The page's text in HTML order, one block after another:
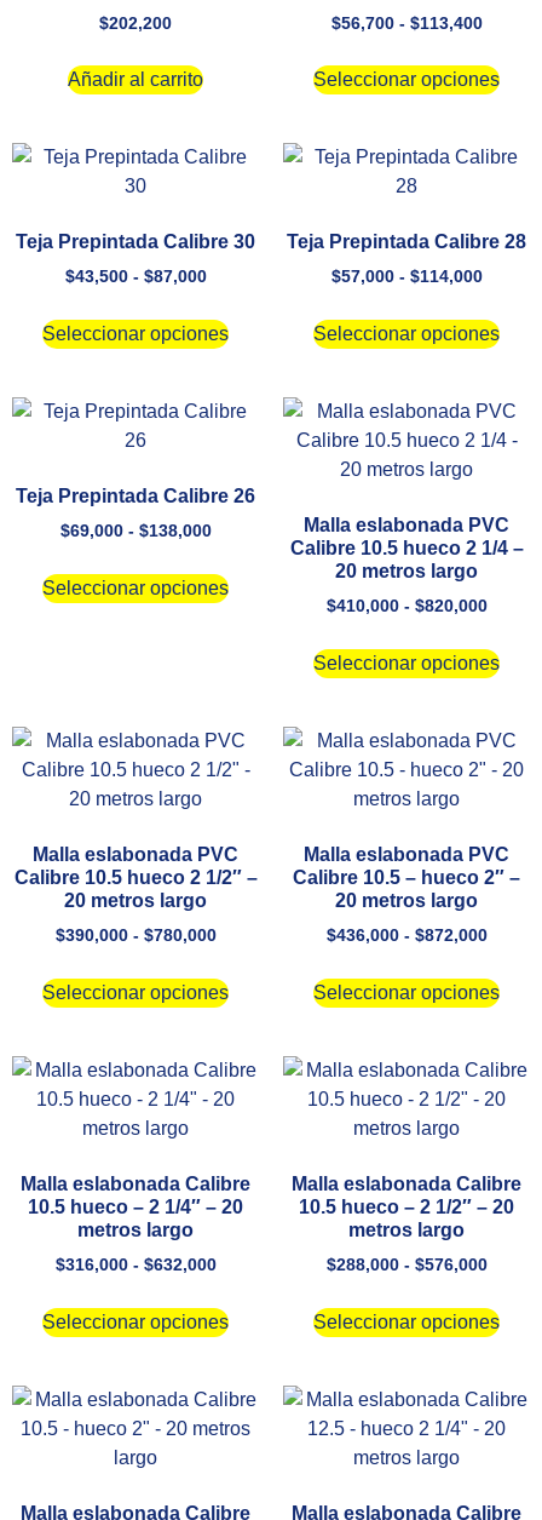
$202,200
Añadir al carrito
$56,700 - $113,400
Seleccionar opciones
Teja Prepintada Calibre 30
$43,500 - $87,000
Seleccionar opciones
Teja Prepintada Calibre 28
$57,000 - $114,000
Seleccionar opciones
Teja Prepintada Calibre 26
$69,000 - $138,000
Seleccionar opciones
Malla eslabonada PVC
Calibre 10.5 hueco 2 1/4 –
20 metros largo
$410,000 - $820,000
Seleccionar opciones
Malla eslabonada PVC
Calibre 10.5 hueco 2 1/2″ –
20 metros largo
$390,000 - $780,000
Seleccionar opciones
Malla eslabonada PVC
Calibre 10.5 – hueco 2″ –
20 metros largo
$436,000 - $872,000
Seleccionar opciones
Malla eslabonada Calibre
10.5 hueco – 2 1/4″ – 20
metros largo
$316,000 - $632,000
Seleccionar opciones
Malla eslabonada Calibre
10.5 hueco – 2 1/2″ – 20
metros largo
$288,000 - $576,000
Seleccionar opciones
Malla eslabonada Calibre Malla eslabonada Calibre